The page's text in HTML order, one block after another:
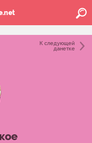
К следующей
данетке